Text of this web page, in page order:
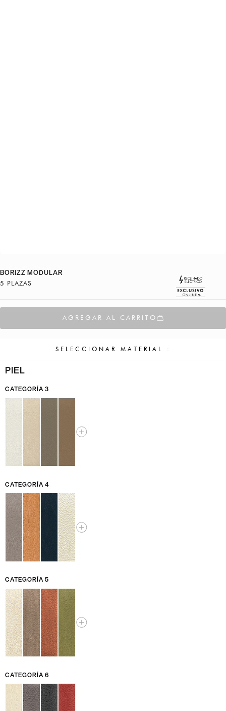
BORIZZ MODULAR
5 PLAZAS
AGREGAR AL CARRITO
SELECCIONAR MATERIAL :
PIEL
CATEGORÍA 3
CATEGORÍA 4
CATEGORÍA 5
CATEGORÍA 6